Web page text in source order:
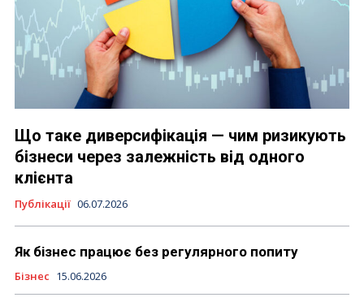
Що таке диверсифікація — чим ризикують
бізнеси через залежність від одного
клієнта
Публікації 06.07.2026
Як бізнес працює без регулярного попиту
Бізнес 15.06.2026